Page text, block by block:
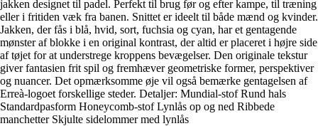
jakken designet til padel. Perfekt til brug før og efter kampe, til træning
eller i fritiden væk fra banen. Snittet er ideelt til både mænd og kvinder.
Jakken, der fås i blå, hvid, sort, fuchsia og cyan, har et gentagende
mønster af blokke i en original kontrast, der altid er placeret i højre side
af tøjet for at understrege kroppens bevægelser. Den originale tekstur
giver fantasien frit spil og fremhæver geometriske former, perspektiver
og nuancer. Det opmærksomme øje vil også bemærke gentagelsen af
Erreà-logoet forskellige steder. Detaljer: Mundial-stof Rund hals
Standardpasform Honeycomb-stof Lynlås op og ned Ribbede
manchetter Skjulte sidelommer med lynlås